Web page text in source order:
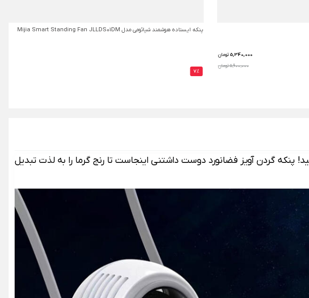
5,340,000تومان
5,900,000 تومان
پنکه ایستاده هوشمند شیائومی مدل Mijia Smart Standing Fan JLLDS01DM
7%
پنکه گردن آویز فضانورد دوست داشتنی اینجاست تا رنج گرما را به لذت تبدیل